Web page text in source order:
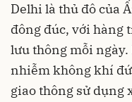
Delhi là thủ đô của
đông đúc, với hàng
lưu thông mỗi
nhiễm không khí
giao thông sử dụng